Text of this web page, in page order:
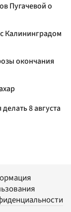
Пугачевой о
Калининградом
окончания
8 августа